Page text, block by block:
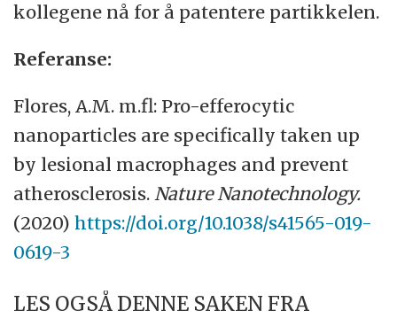
kollegene nå for å patentere partikkelen.
Referanse:
Flores, A.M. m.fl: Pro-efferocytic
nanoparticles are specifically taken up
by lesional macrophages and prevent
atherosclerosis.Nature Nanotechnology.
(2020)https://doi.org/10.1038/s41565-019-
0619-3
LES OGSÅ DENNE SAKEN FRA